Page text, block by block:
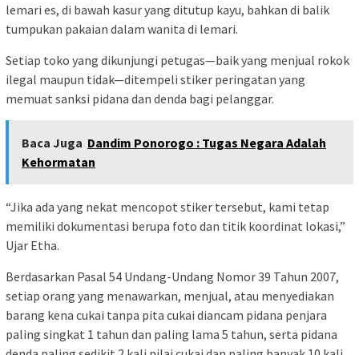
lemari es, di bawah kasur yang ditutup kayu, bahkan di balik
tumpukan pakaian dalam wanita di lemari.
Setiap toko yang dikunjungi petugas—baik yang menjual rokok
ilegal maupun tidak—ditempeli stiker peringatan yang
memuat sanksi pidana dan denda bagi pelanggar.
Baca Juga Dandim Ponorogo : Tugas Negara Adalah
Kehormatan
“Jika ada yang nekat mencopot stiker tersebut, kami tetap
memiliki dokumentasi berupa foto dan titik koordinat lokasi,”
Ujar Etha.
Berdasarkan Pasal 54 Undang-Undang Nomor 39 Tahun 2007,
setiap orang yang menawarkan, menjual, atau menyediakan
barang kena cukai tanpa pita cukai diancam pidana penjara
paling singkat 1 tahun dan paling lama 5 tahun, serta pidana